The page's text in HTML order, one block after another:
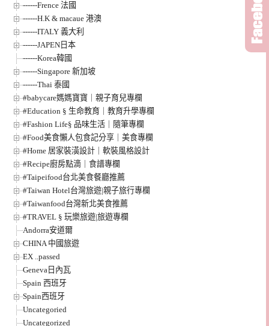
------Frence 法國
------H.K & macaue 港澳
------ITALY 義大利
------JAPEN日本
------Korea韓國
------Singapore 新加坡
------Thai 泰國
#babycare媽媽寶寶｜親子育兒專欄
#Education § 生命教育｜教育升學專欄
#Fashion Life§ 品味生活｜隨筆專欄
#Food美食懶人包食記分享｜美食專欄
#Home 居家裝潢設計｜軟裝風格設計
#Recipe廚房點滴｜食譜專欄
#Taipeifood台北美食餐廳推薦
#Taiwan Hotel台灣旅遊|親子旅行專欄
#Taiwanfood台灣新北美食推薦
#TRAVEL § 玩樂旅遊|旅遊專欄
Andorra安道爾
CHINA 中國旅遊
EX ..passed
Geneva日內瓦
Spain 西班牙
Spain西班牙
Uncategoried
Uncategorized